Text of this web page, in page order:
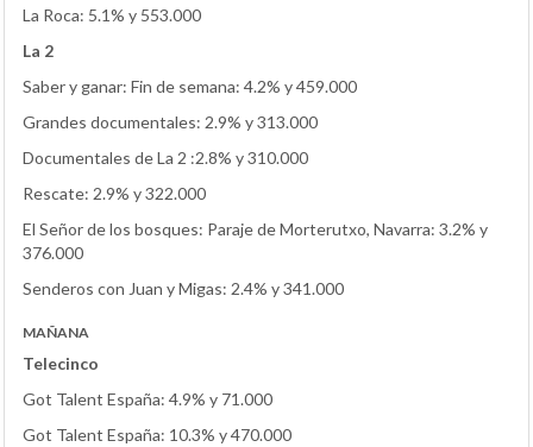
La Roca: 5.1% y 553.000
La 2
Saber y ganar: Fin de semana: 4.2% y 459.000
Grandes documentales: 2.9% y 313.000
Documentales de La 2 :2.8% y 310.000
Rescate: 2.9% y 322.000
El Señor de los bosques: Paraje de Morterutxo, Navarra: 3.2% y
376.000
Senderos con Juan y Migas: 2.4% y 341.000
MAÑANA
Telecinco
Got Talent España: 4.9% y 71.000
Got Talent España: 10.3% y 470.000